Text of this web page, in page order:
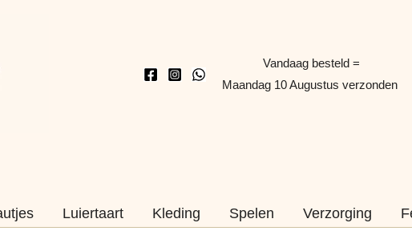
Vandaag besteld =
Maandag 10 Augustus verzonden
Luiertaart Kleding Spelen Verzorging